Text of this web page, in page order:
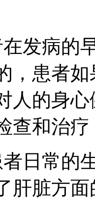
发病的
，患者
人的身
查和治
日常的
肝脏方